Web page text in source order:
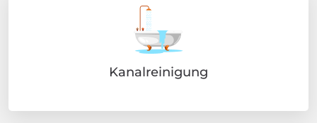
Kanalreinigung